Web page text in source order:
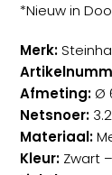
*Nieuw in
Merk:
Afmeting: Ø
Netsnoer:
Materiaal:
Kleur: Zwart